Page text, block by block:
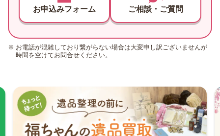
お申込みフォーム ご相談・ご質問
お電話が混雑しており繋がらない場合は大変申し訳ございませんが
時間を空けてお問合せください。